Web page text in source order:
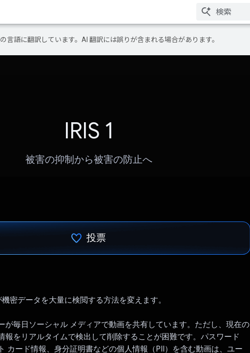
言語に翻訳しています。AI 翻訳には誤りが含まれる場合があります。
IRIS 1
被害の抑制から被害の防止へ
投票
密データを大量に検閲する方法を変えます。
が毎日ソーシャル メディアで動画を共有しています。ただし、現在の
報をリアルタイムで検出して削除することが困難です。パスワード
カード情報、身分証明書などの個人情報（PII）を含む動画は、ユー